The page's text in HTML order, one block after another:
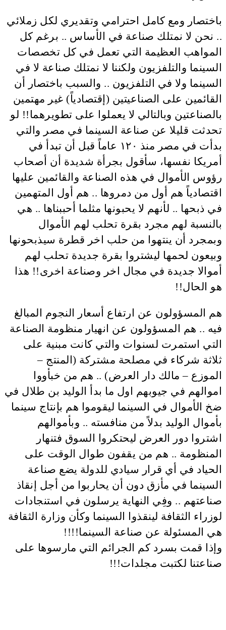
باختصار ومع كامل احترامي وتقديري لكل زملائي
.. نحن لا نمتلك صناعة في الأساس .. برغم كل
المواهب العظيمة التي تعمل في كل تخصصات
السينما والتلفزيون ولكننا لا نمتلك صناعة لا في
السينما ولا في التلفزيون .. والسبب باختصار أن
القائمين على الصناعيتين (إقتصادياً) غير مهتمين
بالصناعتين وبالتالي لا يعملوا على تطويرهما!! لو
تحدثت قليلا عن صناعة السينما في مصر والتي
بدأت في مصر منذ ١٢٠ عاماً قبل أن تبدأ في
أمريكا نفسها، سأقول بجرأة شديدة أن أصحاب
رؤوس الأموال في هذه الصناعة والقائمين عليها
اقتصادياً هم أول من دمروها .. هم أول المتهمين
في ذبحها .. لأنهم لا يحبونها مثلما أحببناها .. هي
بالنسبة لهم مجرد بقرة تحلب لهم الأموال
وبمجرد أن ينتهوا من حلب اخر قطرة سيذبحونها
وبيعون لحمها ليشتروا بقرة جديدة تحلب لهم
أموالا جديدة في مجال اخر وصناعة اخرى!! هذا
هو الحال!!
هم المسؤولون عن ارتفاع أسعار النجوم المبالغ
فيه .. هم المسؤولون عن انهيار منظومة الصناعة
التي استمرت لسنوات والتي كانت مبنية على
ثلاثة شركاء في مصلحة مشتركة (المنتج –
الموزع – مالك دار العرض) .. هم من خبأووا
اموالهم في جيوبهم اول ما بدأ الوليد بن طلال في
ضخ الأموال في السينما ليقوموا هم بإنتاج سينما
بأموال الوليد بدلاً من منافسته .. وبأموالهم
اشتروا دور العرض ليحتكروا السوق فتنهار
المنظومة .. هم من يقفون طوال الوقت على
الحياد في أي قرار سيادي للدولة يضع صناعة
السينما في مأزق دون أن يحاربوا من أجل إنقاذ
صناعتهم .. وفِي النهاية يرسلون في استنجادات
لوزراء الثقافة لينقذوا السينما وكأن وزارة الثقافة
هي المسئولة عن صناعة السينما!!!!
وإذا قمت بسرد كم الجرائم التي مارسوها على
صناعتنا لكتبت مجلدات!!!